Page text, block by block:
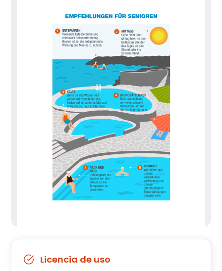
Licencia de uso